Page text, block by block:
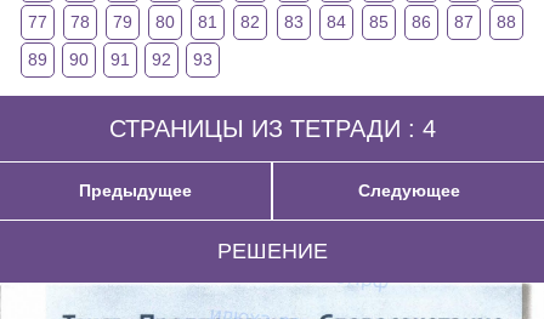
77
78 79 80 81 82 83 84 85 86 87
88
89
90 91 92 93
СТРАНИЦЫ ИЗ ТЕТРАДИ : 4
Предыдущее Следующее
РЕШЕНИЕ